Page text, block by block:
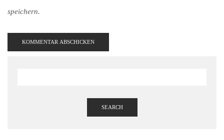
speichern.
SEARCH